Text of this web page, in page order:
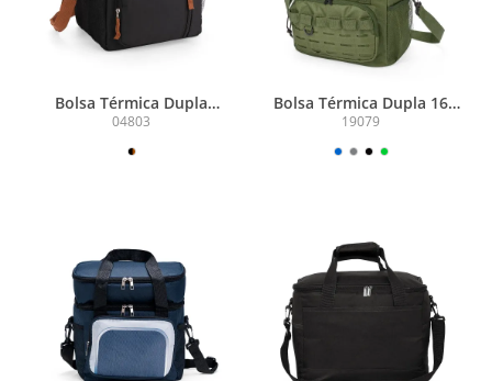
Bolsa Térmica Dupla
Expansível 15L
04803
Bolsa Térmica Dupla 16
Litros
19079